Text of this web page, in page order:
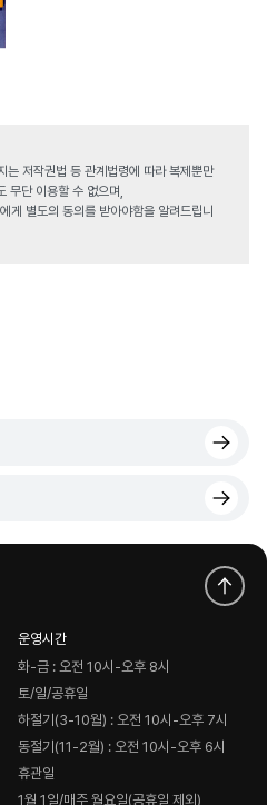
는 저작권법 등 관계법령에 따라 복제뿐만
무단 이용할 수 없으며,
게 별도의 동의를 받아야함을 알려드립니
운영시간
화-금 : 오전 10시-오후 8시
토/일/공휴일
하절기(3-10월) : 오전 10시-오후 7시
동절기(11-2월) : 오전 10시-오후 6시
휴관일
1월 1일/매주 월요일(공휴일 제외)